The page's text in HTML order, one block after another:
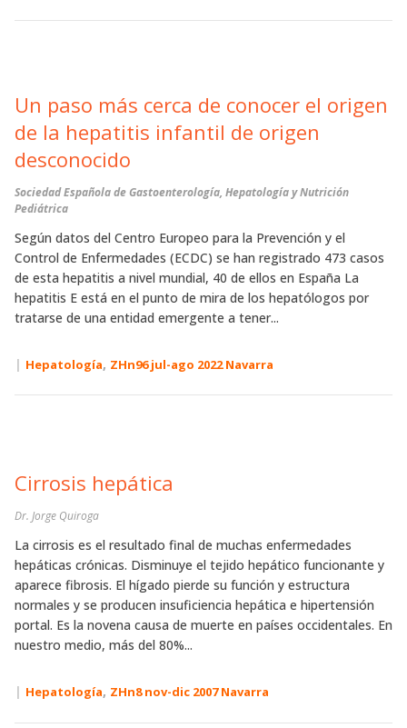
Un paso más cerca de conocer el origen
de la hepatitis infantil de origen
desconocido
Sociedad Española de Gastoenterología, Hepatología y Nutrición
Pediátrica
Según datos del Centro Europeo para la Prevención y el
Control de Enfermedades (ECDC) se han registrado 473 casos
de esta hepatitis a nivel mundial, 40 de ellos en España La
hepatitis E está en el punto de mira de los hepatólogos por
tratarse de una entidad emergente a tener...
| Hepatología, ZHn96 jul-ago 2022 Navarra
Cirrosis hepática
Dr. Jorge Quiroga
La cirrosis es el resultado final de muchas enfermedades
hepáticas crónicas. Disminuye el tejido hepático funcionante y
aparece fibrosis. El hígado pierde su función y estructura
normales y se producen insuficiencia hepática e hipertensión
portal. Es la novena causa de muerte en países occidentales. En
nuestro medio, más del 80%...
| Hepatología, ZHn8 nov-dic 2007 Navarra